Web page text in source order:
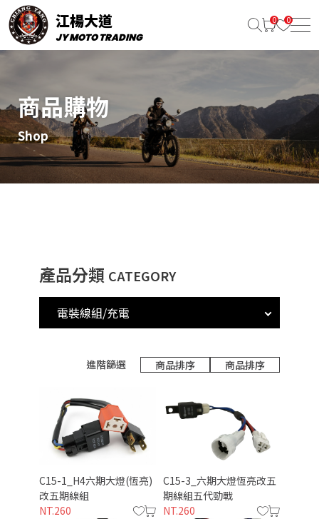
江楊大道
JY MOTO TRADING
商品購物
Shop
產品分類 CATEGORY
電裝線組/充電
進階篩選 商品排序 商品排序
C15-1_H4六期大燈(恆亮)
改五期線組
NT.260
C15-3_六期大燈恆亮改五
期線組五代勁戰
NT.260